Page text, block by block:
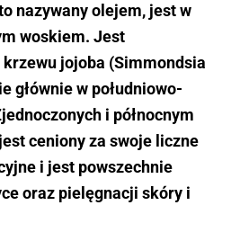
nazywany olejem, jest w
woskiem. Jest
jojoba (Simmondsia
głównie w południowo-
i północnym
ceniony za swoje liczne
i jest powszechnie
oraz pielęgnacji skóry i